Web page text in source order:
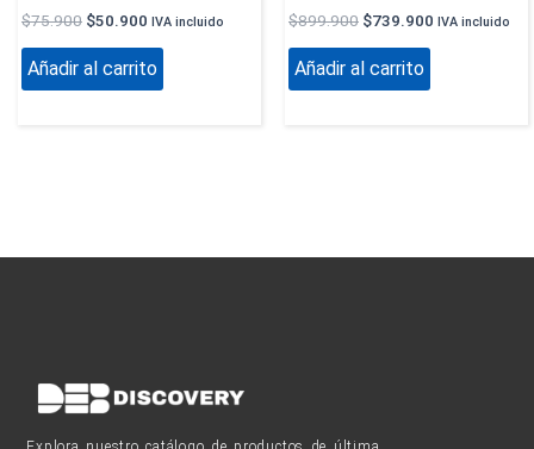
$75.900 $50.900 IVA incluido
Añadir al carrito
$899.900 $739.900 IVA incluido
Añadir al carrito